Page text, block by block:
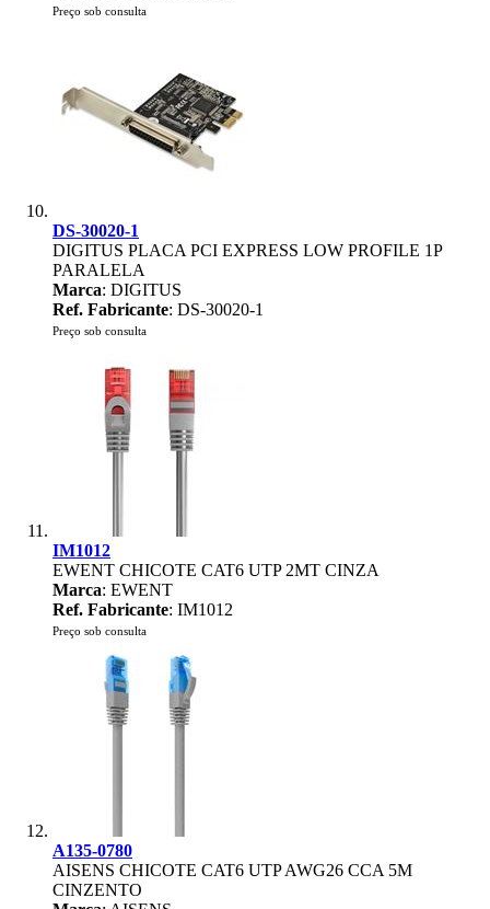
Preço sob consulta
DS-30020-1
DIGITUS PLACA PCI EXPRESS LOW PROFILE 1P
PARALELA
Marca: DIGITUS
Ref. Fabricante: DS-30020-1
Preço sob consulta
IM1012
EWENT CHICOTE CAT6 UTP 2MT CINZA
Marca: EWENT
Ref. Fabricante: IM1012
Preço sob consulta
A135-0780
AISENS CHICOTE CAT6 UTP AWG26 CCA 5M
CINZENTO